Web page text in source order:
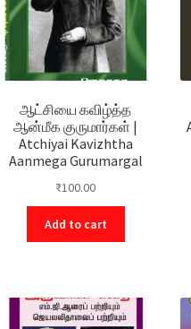
ஆட்சியை கவிழ்த்த
ஆன்மீக குருமார்கள் |
Atchiyai Kavizhtha
Aanmega Gurumargal
₹100.00
Add to cart